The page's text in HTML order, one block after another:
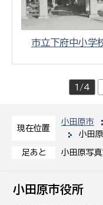
現在位置
小田原市
小田
足あと 小田原写
市立下府中小学
1/4
小田原市役所